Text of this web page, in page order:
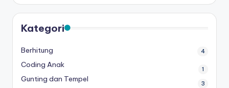
-
W
o
r
k
huruf
untuk
tk
pdf
-
Kategori
Berhitung 4
Coding Anak 1
Gunting dan Tempel 3